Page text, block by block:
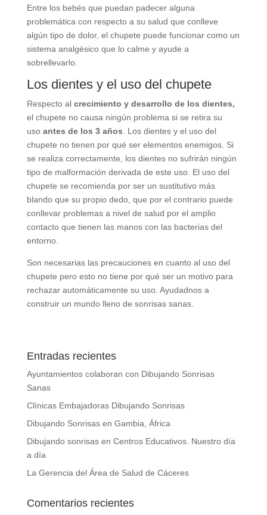
Entre los bebés que puedan padecer alguna
problemática con respecto a su salud que conlleve
algún tipo de dolor, el chupete puede funcionar como un
sistema analgésico que lo calme y ayude a
sobrellevarlo.
Los dientes y el uso del chupete
Respecto alcrecimiento y desarrollo de los dientes,
el chupete no causa ningún problema si se retira su
uso antes de los 3 años. Los dientes y el uso del
chupete no tienen por qué ser elementos enemigos. Si
se realiza correctamente, los dientes no sufrirán ningún
tipo de malformación derivada de este uso. El uso del
chupete se recomienda por ser un sustitutivo más
blando que su propio dedo, que por el contrario puede
conllevar problemas a nivel de salud por el amplio
contacto que tienen las manos con las bacterias del
entorno.
Son necesarias las precauciones en cuanto al uso del
chupete pero esto no tiene por qué ser un motivo para
rechazar automáticamente su uso. Ayudadnos a
construir un mundo lleno de sonrisas sanas.
Entradas recientes
Ayuntamientos colaboran con Dibujando Sonrisas
Sanas
Clínicas Embajadoras Dibujando Sonrisas
Dibujando Sonrisas en Gambia, África
Dibujando sonrisas en Centros Educativos. Nuestro día
a día
La Gerencia del Área de Salud de Cáceres
Comentarios recientes